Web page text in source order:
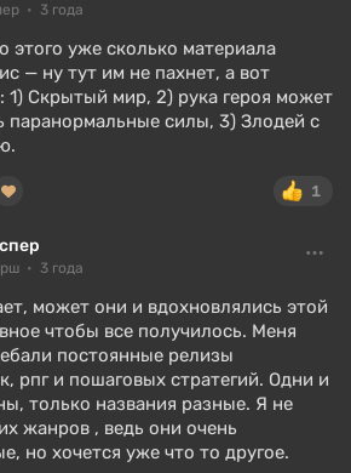
3 года
этого уже сколько материала
— ну тут им не пахнет, а вот
Скрытый мир, 2) рука героя может
паранормальные силы, 3) Злодей с
1
3 года
может они и вдохновлялись этой
чтобы все получилось. Меня
постоянные релизы
рпг и пошаговых стратегий. Одни и
только названия разные. Я не
жанров , ведь они очень
но хочется уже что то другое.